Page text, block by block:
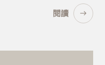
閱讀